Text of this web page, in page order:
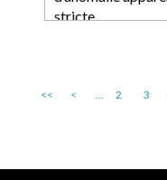
stricte
<< < ... 2 3